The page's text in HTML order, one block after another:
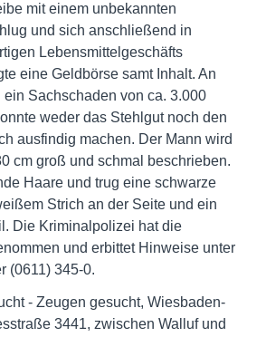
mit einem unbekannten
und sich anschließend in
Lebensmittelgeschäfts
eine Geldbörse samt Inhalt. An
Sachschaden von ca. 3.000
weder das Stehlgut noch den
ausfindig machen. Der Mann wird
cm groß und schmal beschrieben.
Haare und trug eine schwarze
Strich an der Seite und ein
Die Kriminalpolizei hat die
und erbittet Hinweise unter
(0611) 345-0.
- Zeugen gesucht, Wiesbaden-
3441, zwischen Walluf und